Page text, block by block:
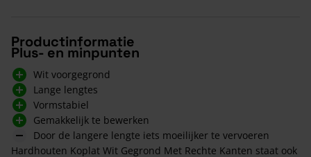
Productinformatie
Plus- en minpunten
Wit voorgegrond
Lange lengtes
Vormstabiel
Gemakkelijk te bewerken
Door de langere lengte iets moeilijker te vervoeren
Hardhouten Koplat Wit Gegrond Met Rechte Kanten staat ook